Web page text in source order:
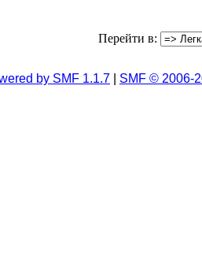
Перейти в:
by SMF 1.1.7 SMF © 2006-